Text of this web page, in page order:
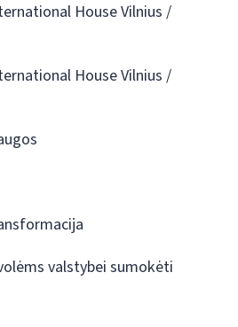
House Vilnius /
House Vilnius /
valstybei sumokėti